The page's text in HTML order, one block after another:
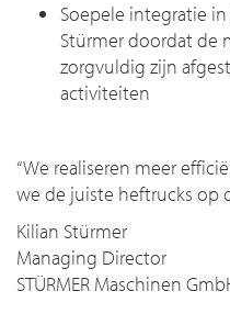
Soepele integratie
Stürmer doordat de
zorgvuldig zijn
activiteiten
“We realiseren meer
we de juiste heftrucks op
Kilian Stürmer
Managing Director
STÜRMER Maschinen